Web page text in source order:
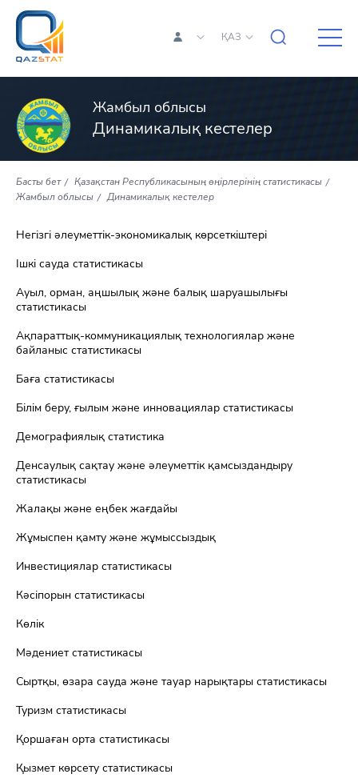
ҚАЗ
Жамбыл облысы
Динамикалық кестелер
Басты бет
Қазақстан Республикасының өңірлерінің статистикасы
Жамбыл облысы
Динамикалық кестелер
Негізгі әлеуметтік-экономикалық көрсеткіштері
Ішкі сауда статистикасы
Ауыл, орман, аңшылық және балық шаруашылығы
статистикасы
Ақпараттық-коммуникациялық технологиялар және
байланыс статистикасы
Баға статистикасы
Білім беру, ғылым және инновациялар статистикасы
Демографиялық статистика
Денсаулық сақтау және әлеуметтік қамсыздандыру
статистикасы
Жалақы және еңбек жағдайы
Жұмыспен қамту және жұмыссыздық
Инвестициялар статистикасы
Кәсіпорын статистикасы
Көлік
Мәдениет статистикасы
Сыртқы, өзара сауда және тауар нарықтары статистикасы
Туризм статистикасы
Қоршаған орта статистикасы
Қызмет көрсету статистикасы